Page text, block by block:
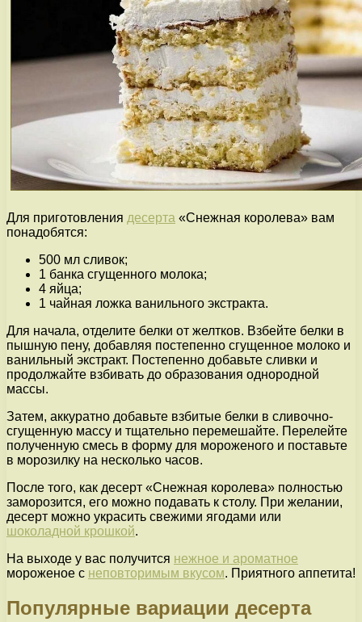
Для приготовления десерта «Снежная королева» вам
понадобятся:
500 мл сливок;
1 банка сгущенного молока;
4 яйца;
1 чайная ложка ванильного экстракта.
Для начала, отделите белки от желтков. Взбейте белки в
пышную пену, добавляя постепенно сгущенное молоко и
ванильный экстракт. Постепенно добавьте сливки и
продолжайте взбивать до образования однородной
массы.
Затем, аккуратно добавьте взбитые белки в сливочно-
сгущенную массу и тщательно перемешайте. Перелейте
полученную смесь в форму для мороженого и поставьте
в морозилку на несколько часов.
После того, как десерт «Снежная королева» полностью
заморозится, его можно подавать к столу. При желании,
десерт можно украсить свежими ягодами или
шоколадной крошкой.
На выходе у вас получится нежное и ароматное
мороженое с неповторимым вкусом. Приятного аппетита!
Популярные вариации десерта